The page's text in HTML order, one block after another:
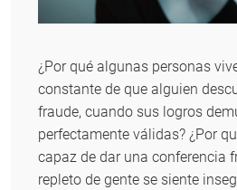
¿Por qué algunas personas
constante de que alguien
fraude, cuando sus logros
perfectamente válidas? ¿Por
capaz de dar una conferencia
repleto de gente se siente